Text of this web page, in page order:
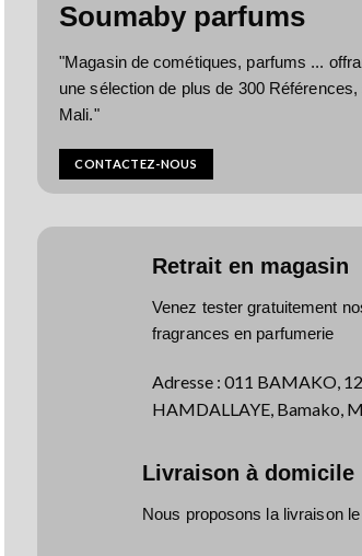
Soumaby parfums
"Magasin de cométiques, parfums ...
une sélection de plus de 300
Mali."
CONTACTEZ-NOUS
Retrait en magasin
Venez tester gratuitement
fragrances en parfumerie
Adresse : 011 BAMAKO,
HAMDALLAYE, Bamako,
Livraison à domicile
Nous proposons la livraison